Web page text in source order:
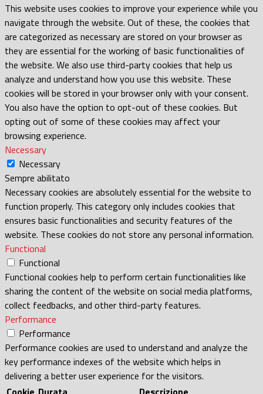
This website uses cookies to improve your experience while you
navigate through the website. Out of these, the cookies that
are categorized as necessary are stored on your browser as
they are essential for the working of basic functionalities of
the website. We also use third-party cookies that help us
analyze and understand how you use this website. These
cookies will be stored in your browser only with your consent.
You also have the option to opt-out of these cookies. But
opting out of some of these cookies may affect your
browsing experience.
Necessary
Necessary
Sempre abilitato
Necessary cookies are absolutely essential for the website to
function properly. This category only includes cookies that
ensures basic functionalities and security features of the
website. These cookies do not store any personal information.
Functional
Functional
Functional cookies help to perform certain functionalities like
sharing the content of the website on social media platforms,
collect feedbacks, and other third-party features.
Performance
Performance
Performance cookies are used to understand and analyze the
key performance indexes of the website which helps in
delivering a better user experience for the visitors.